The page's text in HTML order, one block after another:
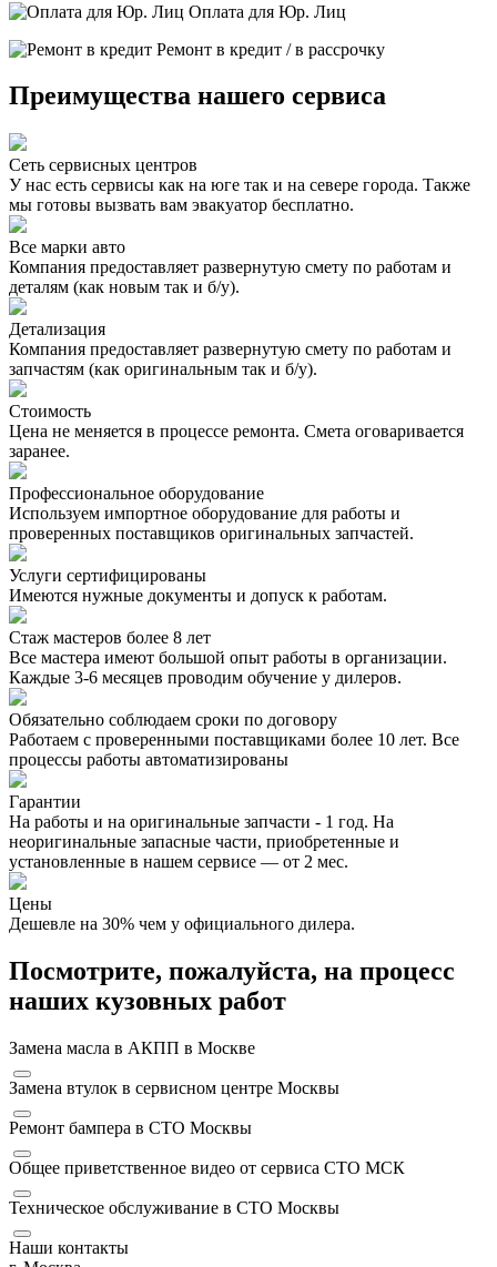
Оплата для Юр. Лиц
Ремонт в кредит / в рассрочку
Преимущества нашего сервиса
Сеть сервисных центров
У нас есть сервисы как на юге так и на севере города. Также
мы готовы вызвать вам эвакуатор бесплатно.
Все марки авто
Компания предоставляет развернутую смету по работам и
деталям (как новым так и б/у).
Детализация
Компания предоставляет развернутую смету по работам и
запчастям (как оригинальным так и б/у).
Стоимость
Цена не меняется в процессе ремонта. Смета оговаривается
заранее.
Профессиональное оборудование
Используем импортное оборудование для работы и
проверенных поставщиков оригинальных запчастей.
Услуги сертифицированы
Имеются нужные документы и допуск к работам.
Стаж мастеров более 8 лет
Все мастера имеют большой опыт работы в организации.
Каждые 3-6 месяцев проводим обучение у дилеров.
Обязательно соблюдаем сроки по договору
Работаем с проверенными поставщиками более 10 лет. Все
процессы работы автоматизированы
Гарантии
На работы и на оригинальные запчасти - 1 год. На
неоригинальные запасные части, приобретенные и
установленные в нашем сервисе — от 2 мес.
Цены
Дешевле на 30% чем у официального дилера.
Посмотрите, пожалуйста, на процесс
наших кузовных работ
Замена масла в АКПП в Москве
Замена втулок в сервисном центре Москвы
Ремонт бампера в СТО Москвы
Общее приветственное видео от сервиса СТО МСК
Техническое обслуживание в СТО Москвы
Наши контакты